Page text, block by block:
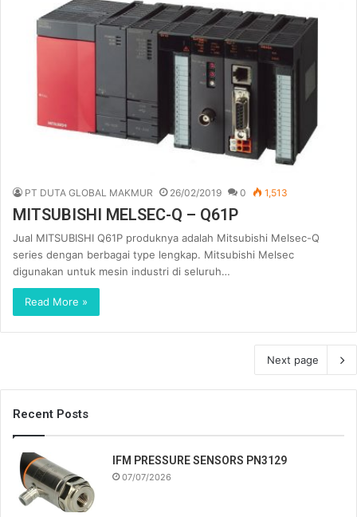
PT DUTA GLOBAL MAKMUR 26/02/2019 0 1,513
MITSUBISHI MELSEC-Q – Q61P
Jual MITSUBISHI Q61P produknya adalah Mitsubishi Melsec-Q
series dengan berbagai type lengkap. Mitsubishi Melsec
digunakan untuk mesin industri di seluruh…
Read More »
Next page
Recent Posts
IFM PRESSURE SENSORS PN3129
07/07/2026